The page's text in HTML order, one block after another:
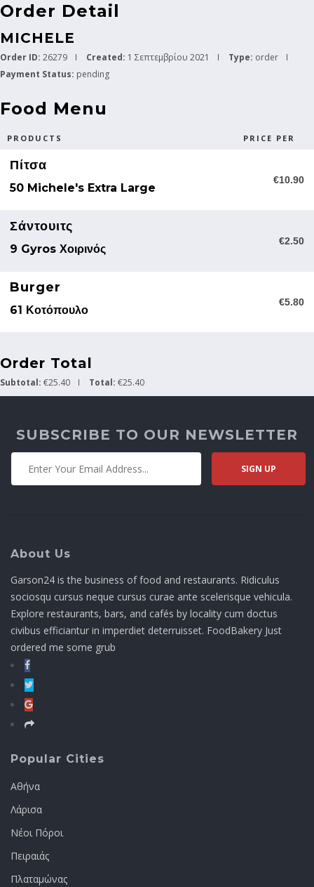
Order Detail
MICHELE
Order ID: 26279 Created: 1 Σεπτεμβρίου 2021 Type: order
Payment Status: pending
Food Menu
PRODUCTS PRICE PER
Πίτσα
50 Michele's Extra Large
€10.90
Σάντουιτς
9 Gyros Χοιρινός
€2.50
Burger
61 Κοτόπουλο
€5.80
Order Total
Subtotal: €25.40 Total: €25.40
SUBSCRIBE TO OUR NEWSLETTER
About Us
Garson24 is the business of food and restaurants. Ridiculus
sociosqu cursus neque cursus curae ante scelerisque vehicula.
Explore restaurants, bars, and cafés by locality cum doctus
civibus efficiantur in imperdiet deterruisset. FoodBakery Just
ordered me some grub
Popular Cities
Αθήνα
Λάρισα
Νέοι Πόροι
Πειραιάς
Πλαταμώνας